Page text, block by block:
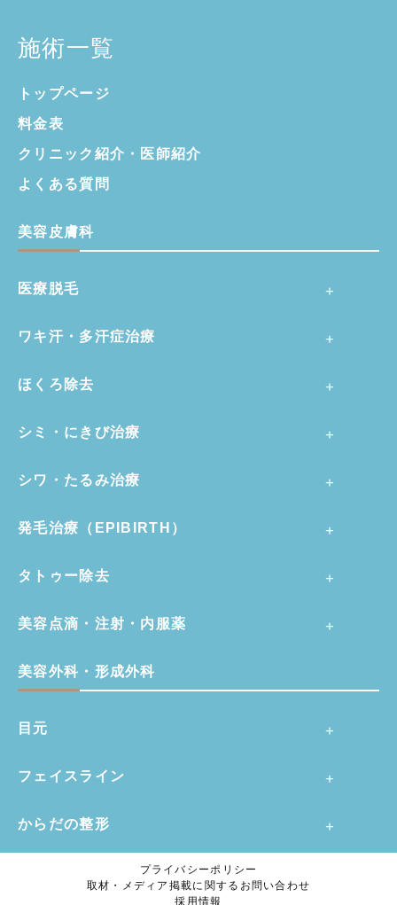
施術一覧
トップページ
料金表
クリニック紹介・ 医師紹介
よくある質問
美容皮膚科
医療脱毛
ワキ汗・多汗症治療
ほくろ除去
シミ・にきび治療
シワ・たるみ治療
発毛治療（EPIBIRTH）
タトゥー除去
美容点滴・注射・内服薬
美容外科・形成外科
目元
フェイスライン
からだの整形
プライバシーポリシー
取材・メディア掲載に関するお問い合わせ
採用情報